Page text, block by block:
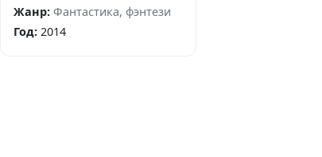
Жанр: Фантастика, фэнтези
Год:2014